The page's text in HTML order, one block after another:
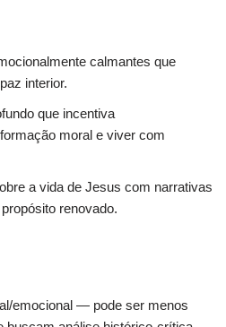
calmantes que
interior.
que incentiva
moral e viver com
a vida de Jesus com narrativas
renovado.
emocional — pode ser menos